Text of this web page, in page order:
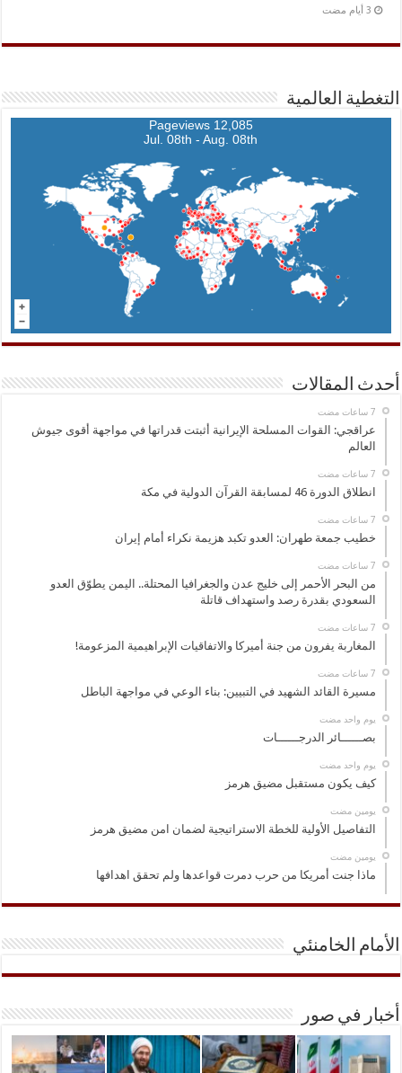
التغطية العالمية
12,085 Pageviews
Jul. 08th - Aug. 08th
أحدث المقالات
عراقجي: القوات المسلحة الإيرانية أثبتت قدراتها في مواجهة أقوى جيوش
العالم
انطلاق الدورة 46 لمسابقة القرآن الدولية في مكة
خطيب جمعة طهران: العدو تكبد هزيمة نكراء أمام إيران
من البحر الأحمر إلى خليج عدن والجغرافيا المحتلة.. اليمن يطوّق العدو
السعودي بقدرة رصد واستهداف قاتلة
المغاربة يفرون من جنة أميركا والاتفاقيات الإبراهيمية المزعومة!
مسيرة القائد الشهيد في التبيين: بناء الوعي في مواجهة الباطل
‏يوم واحد مضت
بصــــــائر الدرجــــــات
‏يوم واحد مضت
كيف يكون مستقبل مضيق هرمز
‏يومين مضت
التفاصيل الأولية للخطة الاستراتيجية لضمان امن مضيق هرمز
‏يومين مضت
ماذا جنت أمريكا من حرب دمرت قواعدها ولم تحقق اهدافها
الأمام الخامنئي
أخبار في صور